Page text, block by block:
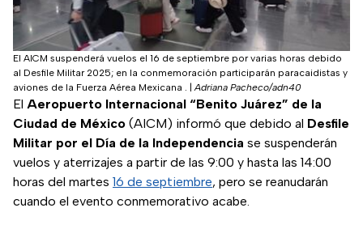
El AICM suspenderá vuelos el 16 de septiembre por varias horas debido
al Desfile Militar 2025; en la conmemoración participarán paracaidistas y
aviones de la Fuerza Aérea Mexicana . |Adriana Pacheco/adn40
El Aeropuerto Internacional “Benito Juárez” de la
Ciudad de México (AICM) informó que debido al Desfile
Militar por el Día de la Independencia se suspenderán
vuelos y aterrizajes a partir de las 9:00 y hasta las 14:00
horas del martes 16 de septiembre, pero se reanudarán
cuando el evento conmemorativo acabe.